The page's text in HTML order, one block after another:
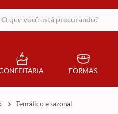
você está procurando?
FORMAS
temático e sazonal